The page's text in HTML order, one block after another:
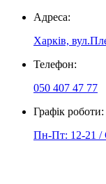
Адреса:
Харків,
Телефон:
050 407 47 77
Графік роботи:
Пн-Пт: 12-21 /